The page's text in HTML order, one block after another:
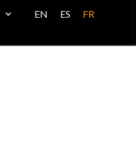
EN ES FR